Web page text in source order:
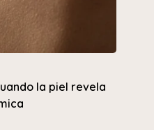
la piel revela